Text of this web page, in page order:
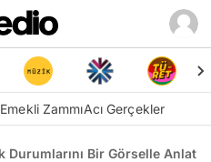
Emekli ZammıAcı Gerçekler
Durumlarını Bir Görselle